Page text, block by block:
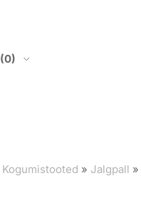
(0)
Kogumistooted » Jalgpall »